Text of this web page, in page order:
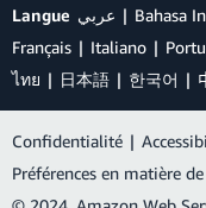
Langue عربي Bahasa
Français
Italiano
ไทย
日本語 한국어
Confidentialité |
Préférences en matière